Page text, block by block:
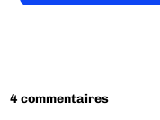
4 commentaires